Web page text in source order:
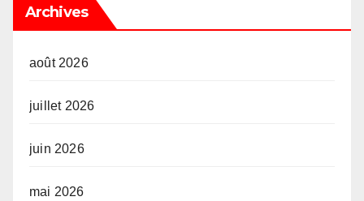
Archives
août 2026
juillet 2026
juin 2026
mai 2026